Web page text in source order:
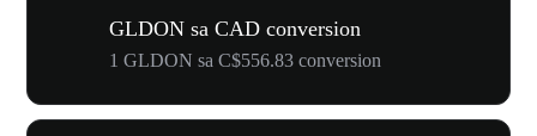
GLDON sa CAD conversion
1 GLDON sa C$556.83 conversion